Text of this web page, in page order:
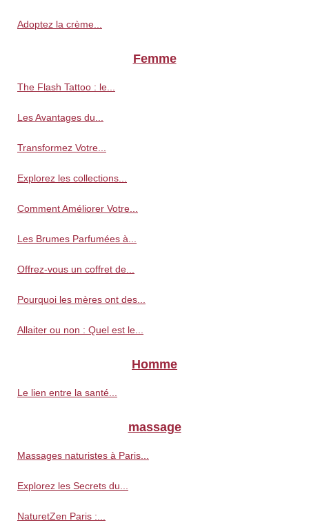
Adoptez la crème...
Femme
The Flash Tattoo : le...
Les Avantages du...
Transformez Votre...
Explorez les collections...
Comment Améliorer Votre...
Les Brumes Parfumées à...
Offrez-vous un coffret de...
Pourquoi les mères ont des...
Allaiter ou non : Quel est le...
Homme
Le lien entre la santé...
massage
Massages naturistes à Paris...
Explorez les Secrets du...
NaturetZen Paris :...